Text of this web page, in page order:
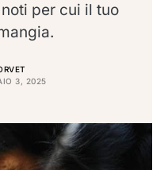
per cui il tuo
3, 2025